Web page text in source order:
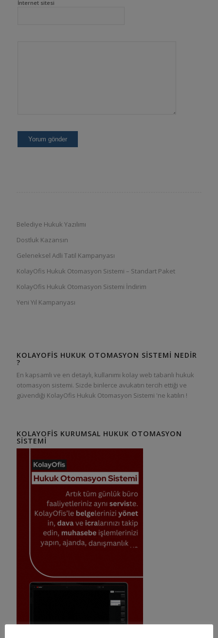
İnternet sitesi
Belediye Hukuk Yazılımı
Dostluk Kazansın
Geleneksel Adli Tatil Kampanyası
KolayOfis Hukuk Otomasyon Sistemi – Standart Paket
KolayOfis Hukuk Otomasyon Sistemi İndirim
Yeni Yıl Kampanyası
KOLAYOFIS HUKUK OTOMASYON SISTEMI NEDIR
?
En kapsamlı ve en detaylı, kullanımı kolay web tabanlı hukuk
otomasyon sistemi. Sizde binlerce avukatın tercih ettiği ve
güvendiği KolayOfis Hukuk Otomasyon Sistemi 'ne katılın !
KOLAYOFIS KURUMSAL HUKUK OTOMASYON
SISTEMI